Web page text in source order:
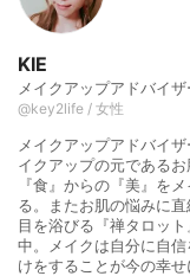
KIE
メイクアップアドバイ
@key2life / 女性
メイクアップアドバイ
イクアップの元である
『食』からの『美』を
る。またお肌の悩みに
目を浴びる『禅タロッ
中。メイクは自分に自
けをすることが今の幸せ